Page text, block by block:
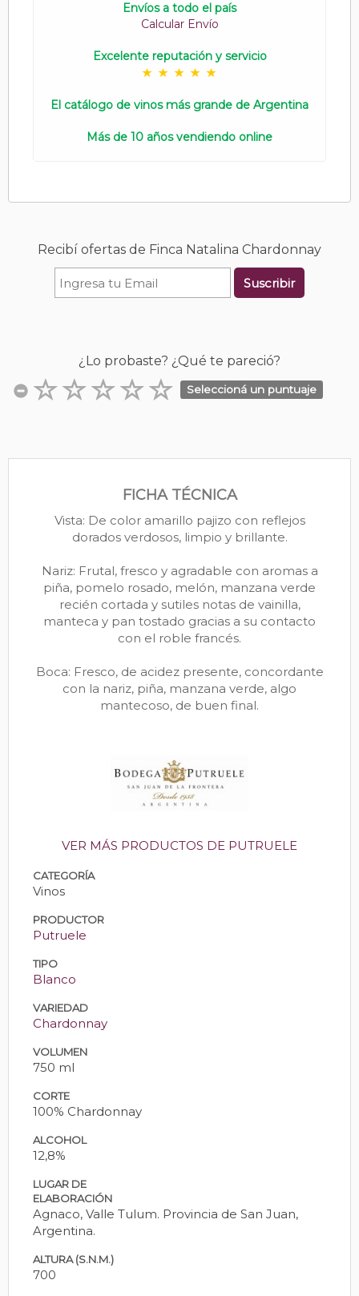
Envíos a todo el país
Calcular Envío
Excelente reputación y servicio
El catálogo de vinos más grande de Argentina
Más de 10 años vendiendo online
Recibí ofertas de Finca Natalina Chardonnay
Suscribir
¿Lo probaste? ¿Qué te pareció?
Seleccioná un puntuaje
FICHA TÉCNICA
Vista: De color amarillo pajizo con reflejos
dorados verdosos, limpio y brillante.
Nariz: Frutal, fresco y agradable con aromas a
piña, pomelo rosado, melón, manzana verde
recién cortada y sutiles notas de vainilla,
manteca y pan tostado gracias a su contacto
con el roble francés.
Boca: Fresco, de acidez presente, concordante
con la nariz, piña, manzana verde, algo
mantecoso, de buen final.
VER MÁS PRODUCTOS DE PUTRUELE
CATEGORÍA
Vinos
PRODUCTOR
Putruele
TIPO
Blanco
VARIEDAD
Chardonnay
VOLUMEN
750 ml
CORTE
100% Chardonnay
ALCOHOL
12,8%
LUGAR DE
ELABORACIÓN
Agnaco, Valle Tulum. Provincia de San Juan,
Argentina.
ALTURA (S.N.M.)
700